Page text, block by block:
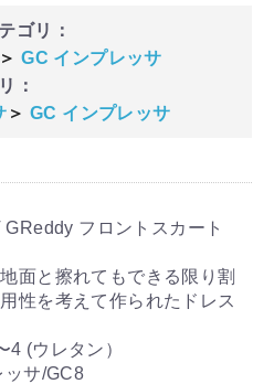
ゴリ：
＞ GC インプレッサ
：
＞ GC インプレッサ
フロントスカート
面と擦れてもできる限り割
性を考えて作られたドレス
4 (ウレタン）
ッサ/GC8